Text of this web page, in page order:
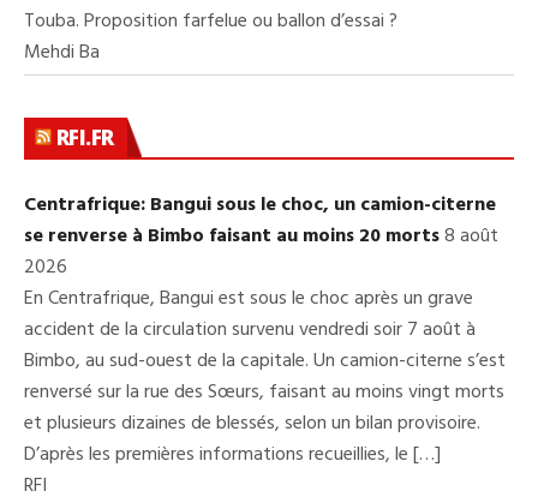
Touba. Proposition farfelue ou ballon d’essai ?
Mehdi Ba
RFI.FR
Centrafrique: Bangui sous le choc, un camion-citerne
se renverse à Bimbo faisant au moins 20 morts8 août
2026
En Centrafrique, Bangui est sous le choc après un grave
accident de la circulation survenu vendredi soir 7 août à
Bimbo, au sud-ouest de la capitale. Un camion-citerne s’est
renversé sur la rue des Sœurs, faisant au moins vingt morts
et plusieurs dizaines de blessés, selon un bilan provisoire.
D’après les premières informations recueillies, le […]
RFI